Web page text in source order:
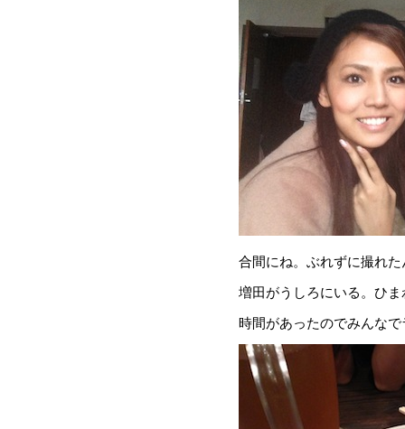
合間にね。ぶれずに撮れた
増田がうしろにいる。ひ
時間があったのでみんな